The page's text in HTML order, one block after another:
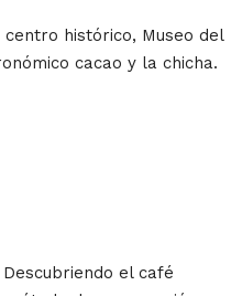
histórico, Museo del
cacao y la chicha.
el café